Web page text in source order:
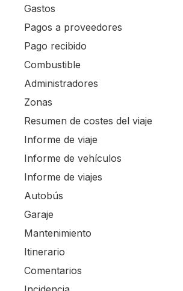
Gastos
Pagos a proveedores
Pago recibido
Combustible
Administradores
Zonas
Resumen de costes del viaje
Informe de viaje
Informe de vehículos
Informe de viajes
Autobús
Garaje
Mantenimiento
Itinerario
Comentarios